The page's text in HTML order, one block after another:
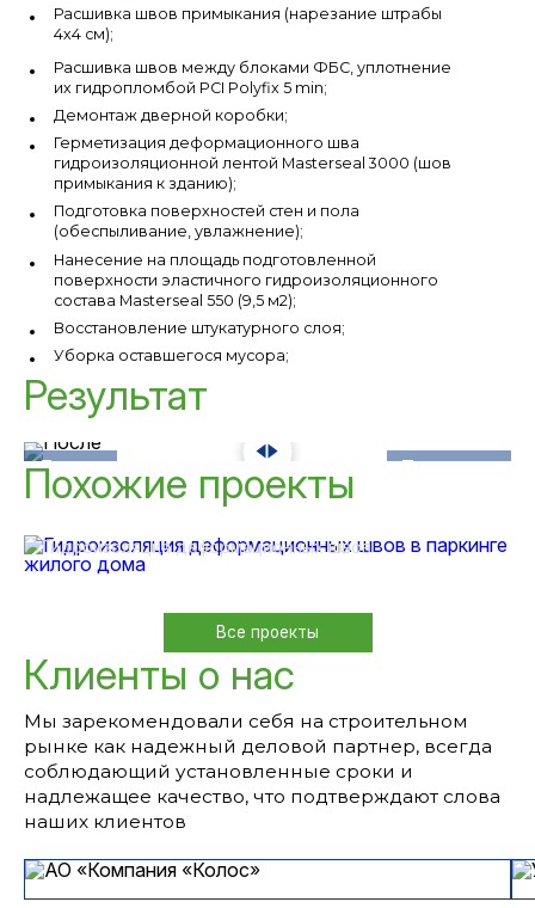
Расшивка швов примыкания (нарезание штрабы
4х4 см);
Расшивка швов между блоками ФБС, уплотнение
их гидропломбой PCI Polyfix 5 min;
Демонтаж дверной коробки;
Герметизация деформационного шва
гидроизоляционной лентой Masterseal 3000 (шов
примыкания к зданию);
Подготовка поверхностей стен и пола
(обеспыливание, увлажнение);
Нанесение на площадь подготовленной
поверхности эластичного гидроизоляционного
состава Masterseal 550 (9,5 м2);
Восстановление штукатурного слоя;
Уборка оставшегося мусора;
Результат
До После
Похожие проекты
Гидроизоляция деформационных
Гидроизоляция деформационных швов
Все проекты
Клиенты о нас
Мы зарекомендовали себя на строительном
рынке как надежный деловой партнер, всегда
соблюдающий установленные сроки и
надлежащее качество, что подтверждают слова
наших клиентов